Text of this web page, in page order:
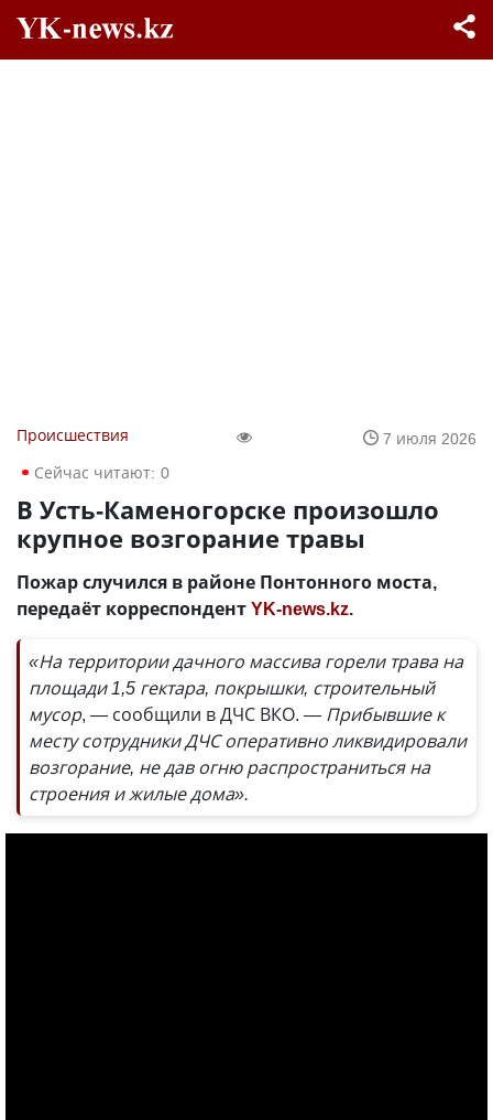
Происшествия
7 июля 2026
Сейчас читают: 0
В Усть-Каменогорске произошло
крупное возгорание травы
Пожар случился в районе Понтонного моста,
передаёт корреспондентYK-news.kz.
«На территории дачного массива горели трава на
площади 1,5 гектара, покрышки, строительный
мусор, — сообщили в ДЧС ВКО. — Прибывшие к
месту сотрудники ДЧС оперативно ликвидировали
возгорание, не дав огню распространиться на
строения и жилые дома».